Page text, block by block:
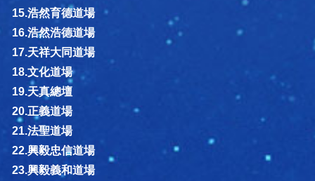
15.浩然育德道場
16.浩然浩德道場
17.天祥大同道場
18.文化道場
19.天真總壇
20.正義道場
21.法聖道場
22.興毅忠信道場
23.興毅義和道場